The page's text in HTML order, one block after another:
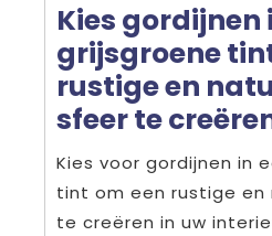
Kies gordijnen
grijsgroene
rustige en
sfeer te
Kies voor gordijnen in
tint om een rustige en
te creëren in uw